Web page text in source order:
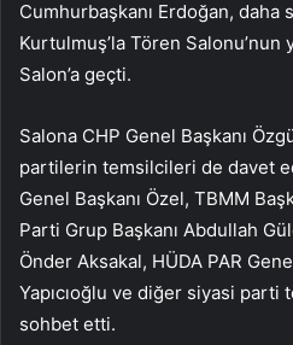
Cumhurbaşkanı Erdoğan, daha
Kurtulmuş’la Tören Salonu’nun
Salon’a geçti.
Salona CHP Genel Başkanı
partilerin temsilcileri de davet
Genel Başkanı Özel, TBMM
Parti Grup Başkanı Abdullah
Önder Aksakal, HÜDA PAR
Yapıcıoğlu ve diğer siyasi
sohbet etti.